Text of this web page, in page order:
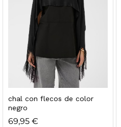
chal con flecos de color
negro
69,95 €